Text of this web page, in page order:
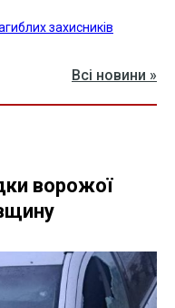
захисників
Всі новини »
ворожої